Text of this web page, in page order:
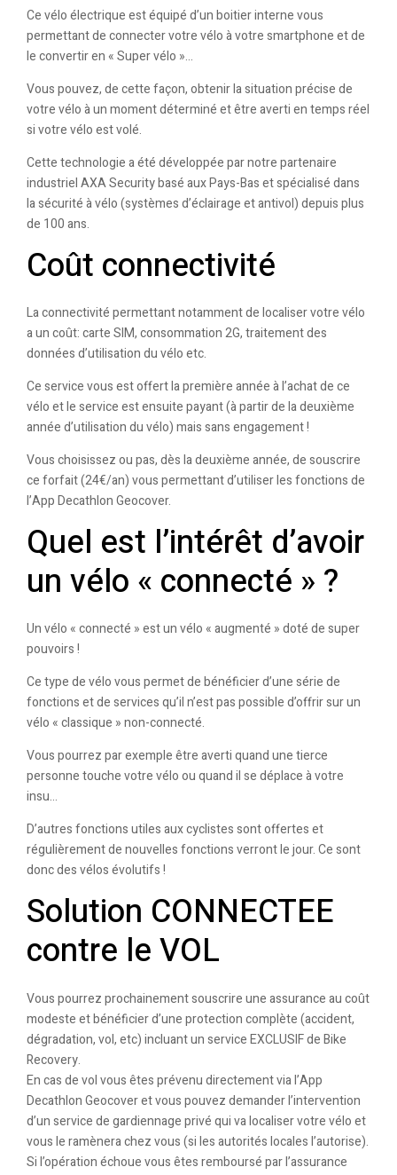
Ce vélo électrique est équipé d’un boitier interne vous
permettant de connecter votre vélo à votre smartphone et de
le convertir en « Super vélo »…
Vous pouvez, de cette façon, obtenir la situation précise de
votre vélo à un moment déterminé et être averti en temps réel
si votre vélo est volé.
Cette technologie a été développée par notre partenaire
industriel AXA Security basé aux Pays-Bas et spécialisé dans
la sécurité à vélo (systèmes d’éclairage et antivol) depuis plus
de 100 ans.
Coût connectivité
La connectivité permettant notamment de localiser votre vélo
a un coût: carte SIM, consommation 2G, traitement des
données d’utilisation du vélo etc.
Ce service vous est offert la première année à l’achat de ce
vélo et le service est ensuite payant (à partir de la deuxième
année d’utilisation du vélo) mais sans engagement !
Vous choisissez ou pas, dès la deuxième année, de souscrire
ce forfait (24€/an) vous permettant d’utiliser les fonctions de
l’App Decathlon Geocover.
Quel est l’intérêt d’avoir
un vélo « connecté » ?
Un vélo « connecté » est un vélo « augmenté » doté de super
pouvoirs !
Ce type de vélo vous permet de bénéficier d’une série de
fonctions et de services qu’il n’est pas possible d’offrir sur un
vélo « classique » non-connecté.
Vous pourrez par exemple être averti quand une tierce
personne touche votre vélo ou quand il se déplace à votre
insu…
D’autres fonctions utiles aux cyclistes sont offertes et
régulièrement de nouvelles fonctions verront le jour. Ce sont
donc des vélos évolutifs !
Solution CONNECTEE
contre le VOL
Vous pourrez prochainement souscrire une assurance au coût
modeste et bénéficier d’une protection complète (accident,
dégradation, vol, etc) incluant un service EXCLUSIF de Bike
Recovery.
En cas de vol vous êtes prévenu directement via l’App
Decathlon Geocover et vous pouvez demander l’intervention
d’un service de gardiennage privé qui va localiser votre vélo et
vous le ramènera chez vous (si les autorités locales l’autorise).
Si l’opération échoue vous êtes remboursé par l’assurance